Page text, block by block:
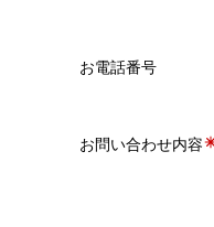
お電話番号
お問い合わせ内容